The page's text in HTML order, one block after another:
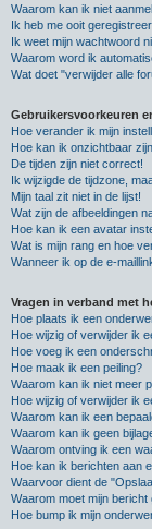
Waarom kan ik niet
Ik heb me ooit
Ik weet mijn wachtwoord
Waarom word ik
Wat doet "verwijder alle
Gebruikersvoorkeuren
Hoe verander ik mijn
Hoe kan ik onzichtbaar
De tijden zijn niet correct!
Ik wijzigde de tijdzone,
Mijn taal zit niet in de lijst!
Wat zijn de afbeeldingen
Hoe kan ik een avatar
Wat is mijn rang en hoe
Wanneer ik op de e-
Vragen in verband met
Hoe plaats ik een
Hoe wijzig of verwijder ik
Hoe voeg ik een
Hoe maak ik een peiling?
Waarom kan ik niet meer
Hoe wijzig of verwijder ik
Waarom kan ik een
Waarom kan ik geen
Waarom ontving ik een
Hoe kan ik berichten aan
Waarvoor dient de
Waarom moet mijn
Hoe bump ik mijn